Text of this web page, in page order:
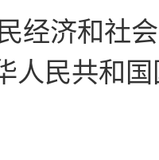
经济和社
人民共和